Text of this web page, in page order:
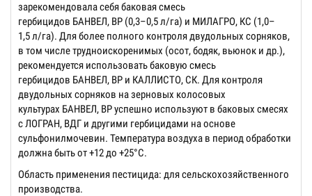
зарекомендовала себя баковая смесь
гербицидов БАНВЕЛ, ВР (0,3–0,5 л/га) и МИЛАГРО, КС (1,0–
1,5 л/га). Для более полного контроля двудольных сорняков,
в том числе трудноискоренимых (осот, бодяк, вьюнок и др.),
рекомендуется использовать баковую смесь
гербицидов БАНВЕЛ, ВР и КАЛЛИСТО, СК. Для контроля
двудольных сорняков на зерновых колосовых
культурах БАНВЕЛ, ВР успешно используют в баковых смесях
с ЛОГРАН, ВДГ и другими гербицидами на основе
сульфонилмочевин. Температура воздуха в период обработки
должна быть от +12 до +25°С.
Область применения пестицида: для сельскохозяйственного
производства.